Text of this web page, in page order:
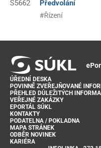
S5662 Předvolání
#Řízení
ÚŘEDNÍ DESKA
POVINNĚ ZVEŘEJŇOVANÉ
PŘEHLED DŮLEŽITÝCH
VEŘEJNÉ ZAKÁZKY
EPORTÁL SÚKL
KONTAKTY
PODATELNA / POKLADNA
MAPA STRÁNEK
ODBĚR NOVINEK
KARIÉRA